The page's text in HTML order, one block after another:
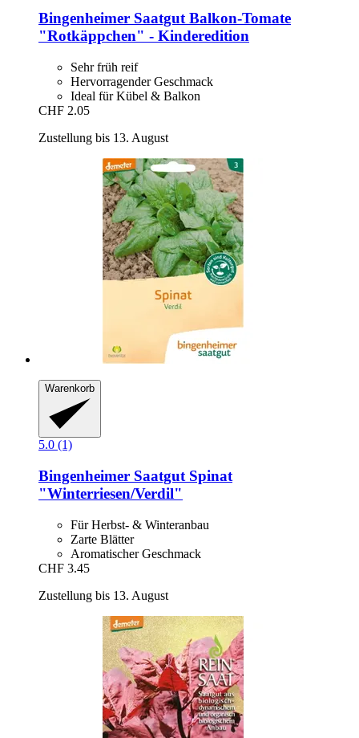
Bingenheimer Saatgut Balkon-​Tomate
"Rotkäppchen" -​ Kinderedition
Sehr früh reif
Hervorragender Geschmack
Ideal für Kübel & Balkon
CHF 2.05
Zustellung bis 13. August
Warenkorb
5.0 (1)
Bingenheimer Saatgut Spinat
"Winterriesen/Verdil"
Für Herbst- & Winteranbau
Zarte Blätter
Aromatischer Geschmack
CHF 3.45
Zustellung bis 13. August